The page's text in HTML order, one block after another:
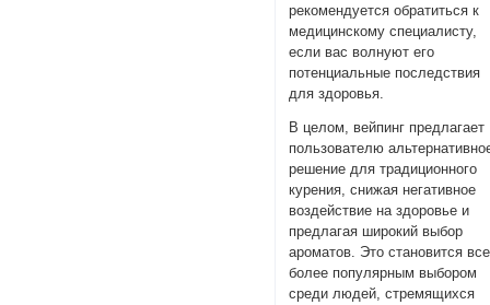
рекомендуется обратиться к
медицинскому специалисту,
если вас волнуют его
потенциальные последствия
для здоровья.
В целом, вейпинг предлагает
пользователю
решение для традиционного
курения, снижая негативное
воздействие на здоровье и
предлагая широкий выбор
ароматов. Это становится все
более популярным выбором
среди людей, стремящихся